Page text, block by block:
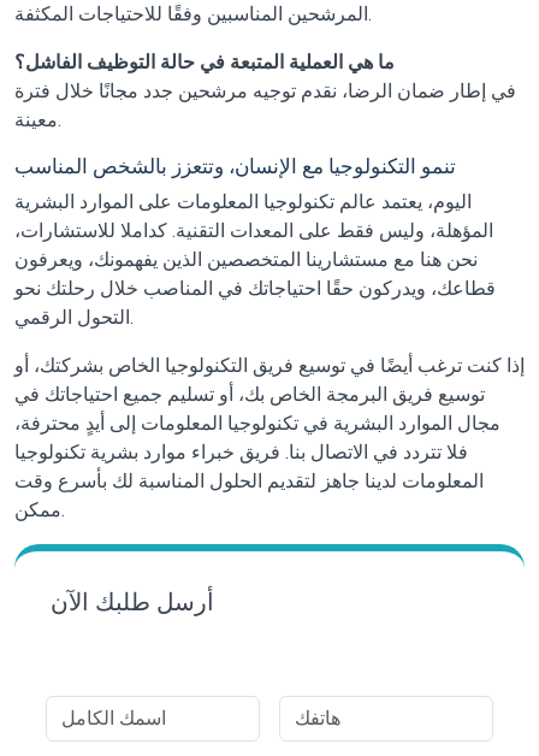
المرشحين المناسبين وفقًا للاحتياجات المكثفة.
ما هي العملية المتبعة في حالة التوظيف الفاشل؟
في إطار ضمان الرضا، نقدم توجيه مرشحين جدد مجانًا خلال فترة
معينة.
تنمو التكنولوجيا مع الإنسان، وتتعزز بالشخص المناسب
اليوم، يعتمد عالم تكنولوجيا المعلومات على الموارد البشرية
المؤهلة، وليس فقط على المعدات التقنية. كداملا للاستشارات،
نحن هنا مع مستشارينا المتخصصين الذين يفهمونك، ويعرفون
قطاعك، ويدركون حقًا احتياجاتك في المناصب خلال رحلتك نحو
التحول الرقمي.
إذا كنت ترغب أيضًا في توسيع فريق التكنولوجيا الخاص بشركتك، أو
توسيع فريق البرمجة الخاص بك، أو تسليم جميع احتياجاتك في
مجال الموارد البشرية في تكنولوجيا المعلومات إلى أيدٍ محترفة،
فلا تتردد في الاتصال بنا. فريق خبراء موارد بشرية تكنولوجيا
المعلومات لدينا جاهز لتقديم الحلول المناسبة لك بأسرع وقت
ممكن.
أرسل طلبك الآن